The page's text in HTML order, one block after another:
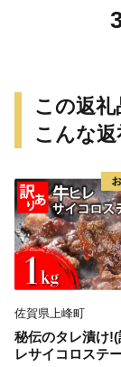
ルキャベツ（4P
この返
こんな
佐賀県上峰町
秘伝のタレ漬け!(
レサイコロステ